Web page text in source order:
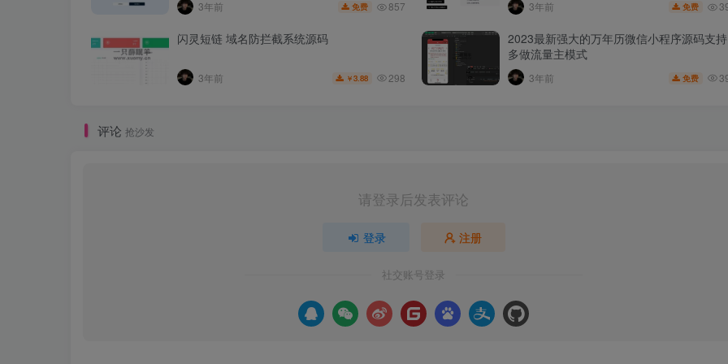
3年前 免费 857 3年前 免费
闪灵短链 域名防拦截系统源码
3年前 ￥3.88 298
2023最新强大的万年历微信小程序源码支持
多做流量主模式
3年前 免费
评论 抢沙发
请登录后发表评论
登录 注册
社交账号登录